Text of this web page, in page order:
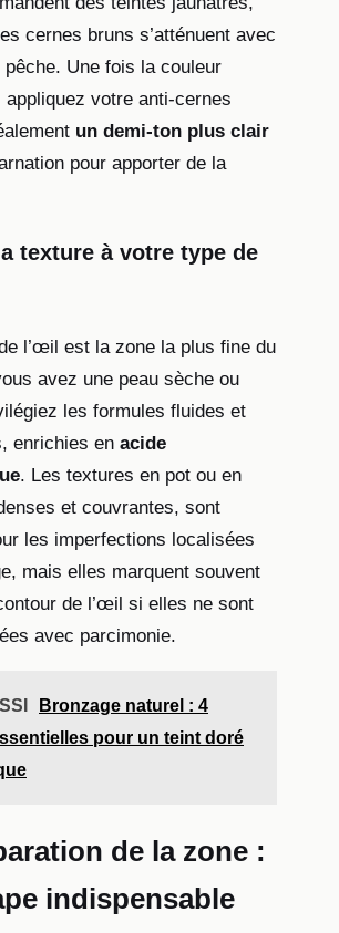
cernes bruns s’atténuent avec
pêche. Une fois la couleur
appliquez votre anti-cernes
un demi-ton plus clair
pour apporter de la
texture à votre type de
l’œil est la zone la plus fine du
avez une peau sèche ou
les formules fluides et
enrichies en acide
. Les textures en pot ou en
et couvrantes, sont
les imperfections localisées
mais elles marquent souvent
de l’œil si elles ne sont
avec parcimonie.
Bronzage naturel : 4
pour un teint doré
de la zone :
indispensable